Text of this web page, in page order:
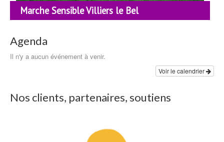
Marche Sensible Villiers le Bel
Agenda
Il n'y a aucun événement à venir.
Voir le calendrier
Nos clients, partenaires, soutiens